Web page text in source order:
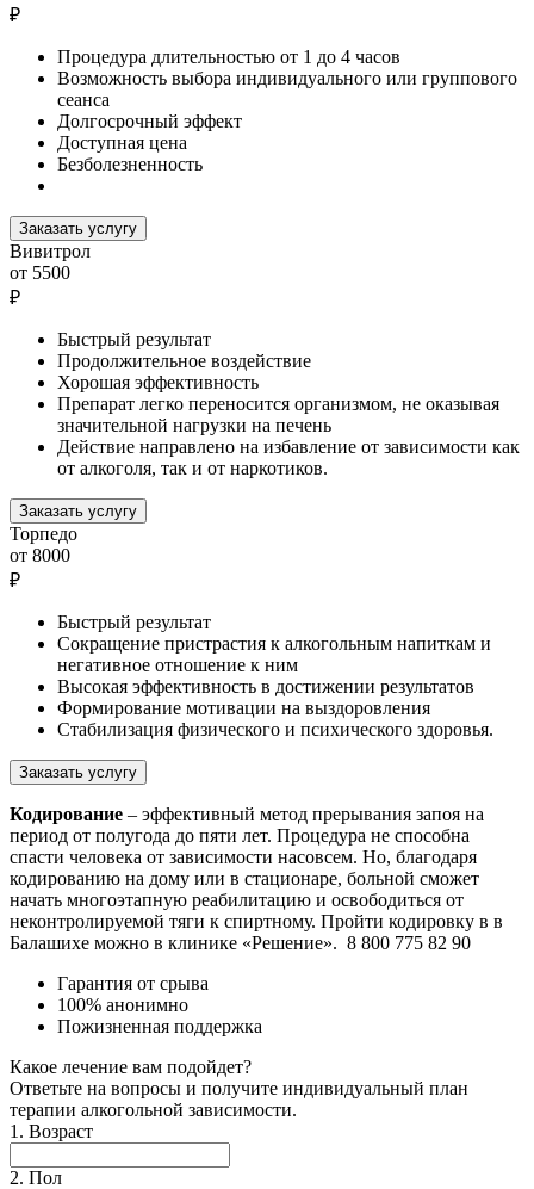
₽
Процедура длительностью от 1 до 4 часов
Возможность выбора индивидуального или группового
сеанса
Долгосрочный эффект
Доступная цена
Безболезненность
Заказать услугу
Вивитрол
от 5500
₽
Быстрый результат
Продолжительное воздействие
Хорошая эффективность
Препарат легко переносится организмом, не оказывая
значительной нагрузки на печень
Действие направлено на избавление от зависимости как
от алкоголя, так и от наркотиков.
Заказать услугу
Торпедо
от 8000
₽
Быстрый результат
Сокращение пристрастия к алкогольным напиткам и
негативное отношение к ним
Высокая эффективность в достижении результатов
Формирование мотивации на выздоровления
Стабилизация физического и психического здоровья.
Заказать услугу
Кодирование – эффективный метод прерывания запоя на
период от полугода до пяти лет. Процедура не способна
спасти человека от зависимости насовсем. Но, благодаря
кодированию на дому или в стационаре, больной сможет
начать многоэтапную реабилитацию и освободиться от
неконтролируемой тяги к спиртному. Пройти кодировку в в
Балашихе можно в клинике «Решение». 8 800 775 82 90
Гарантия от срыва
100% анонимно
Пожизненная поддержка
Какое лечение вам подойдет?
Ответьте на вопросы и получите индивидуальный план
терапии алкогольной зависимости.
1. Возраст
2. Пол